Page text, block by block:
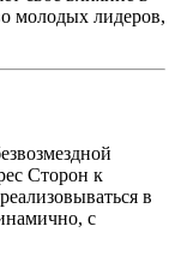
молодых лидеров,
Сторон к
в
с